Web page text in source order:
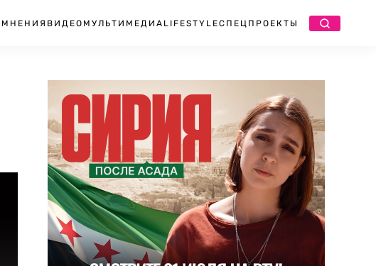
МНЕНИЯ ВИДЕО МУЛЬТИМЕДИА LIFESTYLEСПЕЦПРОЕКТЫ